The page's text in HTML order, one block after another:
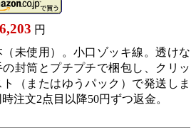
6,203 円
（未使用）。小口ゾッキ線。透けな
の封筒とプチプチで梱包し、クリッ
ト（またはゆうパック）で発送しま
注文2点目以降50円ずつ返金。